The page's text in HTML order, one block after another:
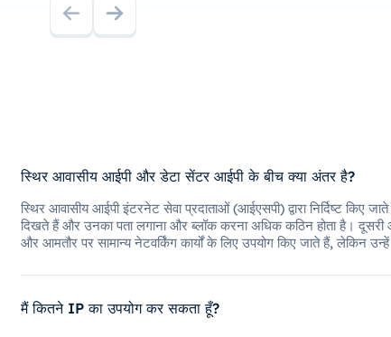
स्थिर आवासीय आईपी और डेटा सेंटर आईपी के बीच क्या अंतर है?
स्थिर आवासीय आईपी इंटरनेट सेवा प्रदाताओं (आईएसपी) द्वारा निर्दिष्ट किए
दिखते हैं और उनका पता लगाना और ब्लॉक करना अधिक कठिन होता है। दूसरी
और आमतौर पर सामान्य नेटवर्किंग कार्यों के लिए उपयोग किए जाते हैं, लेकिन
मैं कितने IP का उपयोग कर सकता हूँ?